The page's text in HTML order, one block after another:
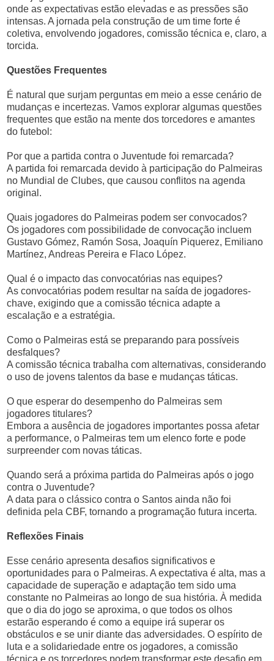
onde as expectativas estão elevadas e as pressões são
intensas. A jornada pela construção de um time forte é
coletiva, envolvendo jogadores, comissão técnica e, claro, a
torcida.
Questões Frequentes
É natural que surjam perguntas em meio a esse cenário de
mudanças e incertezas. Vamos explorar algumas questões
frequentes que estão na mente dos torcedores e amantes
do futebol:
Por que a partida contra o Juventude foi remarcada?
A partida foi remarcada devido à participação do Palmeiras
no Mundial de Clubes, que causou conflitos na agenda
original.
Quais jogadores do Palmeiras podem ser convocados?
Os jogadores com possibilidade de convocação incluem
Gustavo Gómez, Ramón Sosa, Joaquín Piquerez, Emiliano
Martínez, Andreas Pereira e Flaco López.
Qual é o impacto das convocatórias nas equipes?
As convocatórias podem resultar na saída de jogadores-
chave, exigindo que a comissão técnica adapte a
escalação e a estratégia.
Como o Palmeiras está se preparando para possíveis
desfalques?
A comissão técnica trabalha com alternativas, considerando
o uso de jovens talentos da base e mudanças táticas.
O que esperar do desempenho do Palmeiras sem
jogadores titulares?
Embora a ausência de jogadores importantes possa afetar
a performance, o Palmeiras tem um elenco forte e pode
surpreender com novas táticas.
Quando será a próxima partida do Palmeiras após o jogo
contra o Juventude?
A data para o clássico contra o Santos ainda não foi
definida pela CBF, tornando a programação futura incerta.
Reflexões Finais
Esse cenário apresenta desafios significativos e
oportunidades para o Palmeiras. A expectativa é alta, mas a
capacidade de superação e adaptação tem sido uma
constante no Palmeiras ao longo de sua história. À medida
que o dia do jogo se aproxima, o que todos os olhos
estarão esperando é como a equipe irá superar os
obstáculos e se unir diante das adversidades. O espírito de
luta e a solidariedade entre os jogadores, a comissão
técnica e os torcedores podem transformar este desafio em